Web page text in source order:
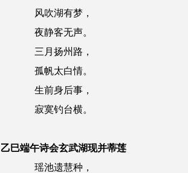
风吹湖有梦，
夜静客无声。
三月扬州路，
孤帆太白情。
生前身后事，
寂寞钓台横。
乙巳端午诗会玄武湖现并蒂莲
瑶池遗慧种，